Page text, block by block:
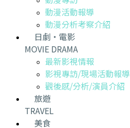
動漫活動報導
動漫分析考察介紹
日劇・電影
MOVIE DRAMA
最新影視情報
影視專訪/現場活動報導
觀後感/分析/演員介紹
旅遊
TRAVEL
美食